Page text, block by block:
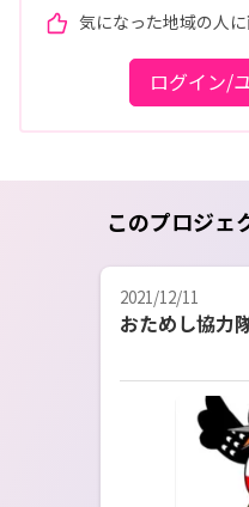
気になった地域の人に
ログイン/
このプロジェ
2021/12/11
おためし協力